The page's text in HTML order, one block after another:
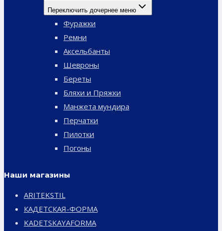
Переключить дочернее меню
Фуражки
Ремни
Аксельбанты
Шевроны
Береты
Бляхи и Пряжки
Манжета мундира
Перчатки
Пилотки
Погоны
Наши магазины
ARITEKSTIL
КАДЕТСКАЯ-ФОРМА
KADETSKAYAFORMA